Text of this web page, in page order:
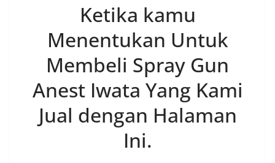
Ketika kamu
Menentukan Untuk
Membeli Spray Gun
Anest Iwata Yang Kami
Jual dengan Halaman
Ini.